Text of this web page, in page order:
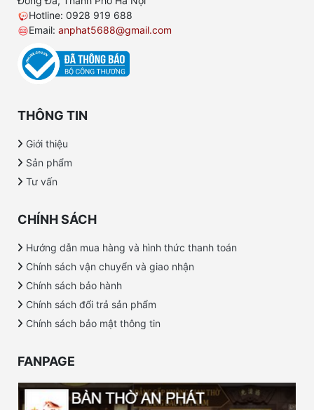
Hotline: 0928 919 688
Email: anphat5688@gmail.com
THÔNG TIN
Giới thiệu
Sản phẩm
Tư vấn
CHÍNH SÁCH
Hướng dẫn mua hàng và hình thức thanh toán
Chính sách vận chuyển và giao nhận
Chính sách bảo hành
Chính sách đổi trả sản phẩm
Chính sách bảo mật thông tin
FANPAGE